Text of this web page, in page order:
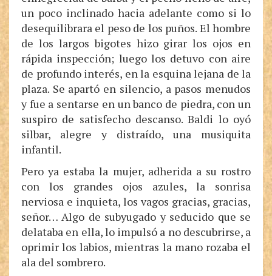
un poco inclinado hacia adelante como si lo
desequilibrara el peso de los puños. El hombre
de los largos bigotes hizo girar los ojos en
rápida inspección; luego los detuvo con aire
de profundo interés, en la esquina lejana de la
plaza. Se apartó en silencio, a pasos menudos
y fue a sentarse en un banco de piedra, con un
suspiro de satisfecho descanso. Baldi lo oyó
silbar, alegre y distraído, una musiquita
infantil.
Pero ya estaba la mujer, adherida a su rostro
con los grandes ojos azules, la sonrisa
nerviosa e inquieta, los vagos gracias, gracias,
señor… Algo de subyugado y seducido que se
delataba en ella, lo impulsó a no descubrirse, a
oprimir los labios, mientras la mano rozaba el
ala del sombrero.